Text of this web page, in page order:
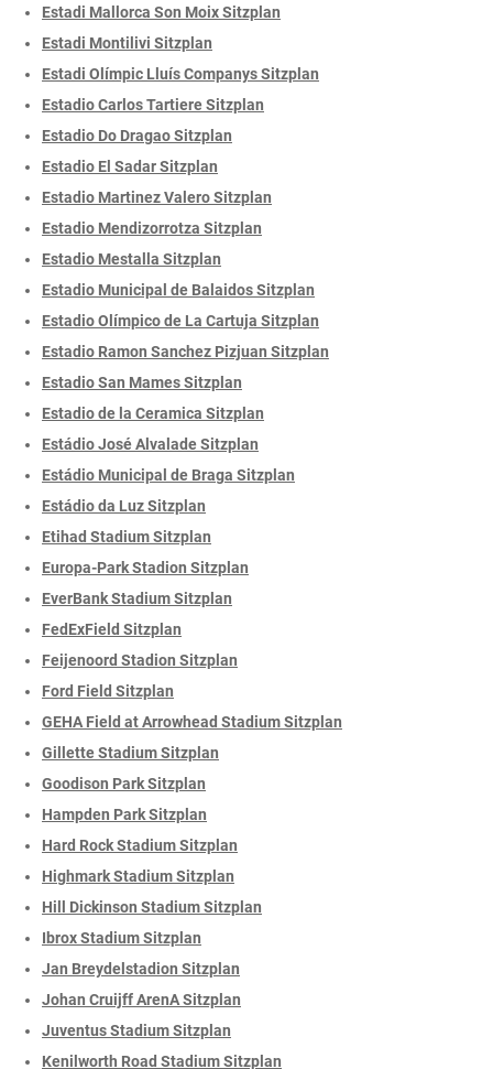
Estadi Mallorca Son Moix Sitzplan
Estadi Montilivi Sitzplan
Estadi Olímpic Lluís Companys Sitzplan
Estadio Carlos Tartiere Sitzplan
Estadio Do Dragao Sitzplan
Estadio El Sadar Sitzplan
Estadio Martinez Valero Sitzplan
Estadio Mendizorrotza Sitzplan
Estadio Mestalla Sitzplan
Estadio Municipal de Balaidos Sitzplan
Estadio Olímpico de La Cartuja Sitzplan
Estadio Ramon Sanchez Pizjuan Sitzplan
Estadio San Mames Sitzplan
Estadio de la Ceramica Sitzplan
Estádio José Alvalade Sitzplan
Estádio Municipal de Braga Sitzplan
Estádio da Luz Sitzplan
Etihad Stadium Sitzplan
Europa-Park Stadion Sitzplan
EverBank Stadium Sitzplan
FedExField Sitzplan
Feijenoord Stadion Sitzplan
Ford Field Sitzplan
GEHA Field at Arrowhead Stadium Sitzplan
Gillette Stadium Sitzplan
Goodison Park Sitzplan
Hampden Park Sitzplan
Hard Rock Stadium Sitzplan
Highmark Stadium Sitzplan
Hill Dickinson Stadium Sitzplan
Ibrox Stadium Sitzplan
Jan Breydelstadion Sitzplan
Johan Cruijff ArenA Sitzplan
Juventus Stadium Sitzplan
Kenilworth Road Stadium Sitzplan